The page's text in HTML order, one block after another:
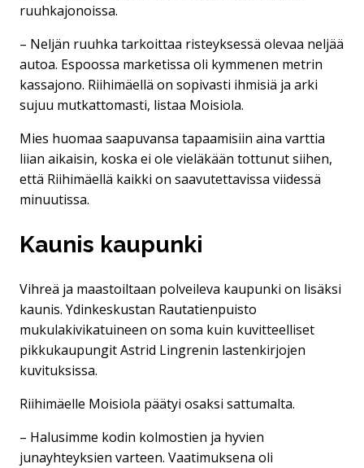
ruuhkajonoissa.
– Neljän ruuhka tarkoittaa risteyksessä olevaa neljää
autoa. Espoossa marketissa oli kymmenen metrin
kassajono. Riihimäellä on sopivasti ihmisiä ja arki
sujuu mutkattomasti, listaa Moisiola.
Mies huomaa saapuvansa tapaamisiin aina varttia
liian aikaisin, koska ei ole vieläkään tottunut siihen,
että Riihimäellä kaikki on saavutettavissa viidessä
minuutissa.
Kaunis kaupunki
Vihreä ja maastoiltaan polveileva kaupunki on lisäksi
kaunis. Ydinkeskustan Rautatienpuisto
mukulakivikatuineen on soma kuin kuvitteelliset
pikkukaupungit Astrid Lingrenin lastenkirjojen
kuvituksissa.
Riihimäelle Moisiola päätyi osaksi sattumalta.
– Halusimme kodin kolmostien ja hyvien
junayhteyksien varteen. Vaatimuksena oli